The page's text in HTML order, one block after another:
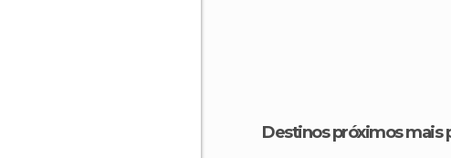
Destinos próximos mais